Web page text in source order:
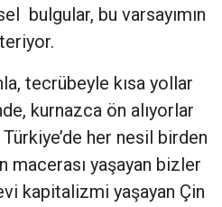
bulgular, bu varsayımın
tecrübeyle kısa yollar
kurnazca ön alıyorlar
her nesil birden
macerası yaşayan bizler
kapitalizmi yaşayan Çin